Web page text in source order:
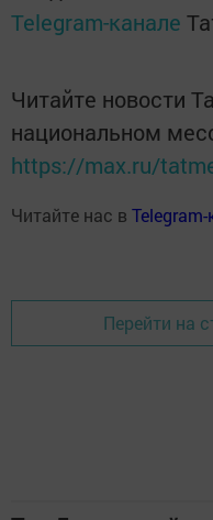
Telegram-канале
Читайте новости
национальном
https://max.ru/
Читайте нас в
Перейти на